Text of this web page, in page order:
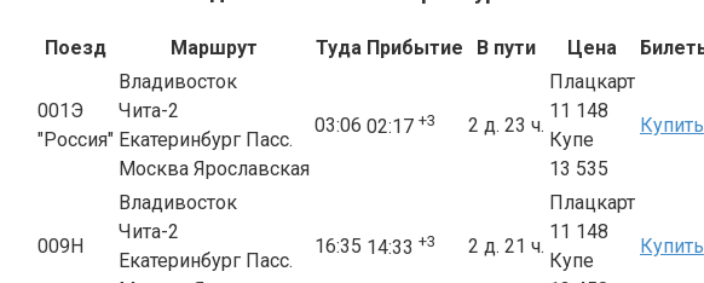
Поезд Маршрут Туда Прибытие В пути Цена
001Э
"Россия"
Владивосток
Чита-2
Екатеринбург Пасс.
Москва Ярославская
03:06 02:17 +3 2 д. 23 ч.
Плацкарт
11 148
Купе
13 535
Купить
009Н
Владивосток
Чита-2
Екатеринбург Пасс.
16:35 14:33 +3 2 д. 21 ч.
Плацкарт
11 148
Купе
Купить